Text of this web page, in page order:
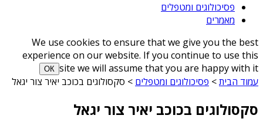
פסיכולוגים ומטפלים
מאמרים
We use cookies to ensure that we give you the best
experience on our website. If you continue to use this
site we will assume that you are happy with it
ОК
עמוד הבית> פסיכולוגים ומטפלים > סקסולוגים בכוכב יאיר צור יגאל
סקסולוגים בכוכב יאיר צור יגאל